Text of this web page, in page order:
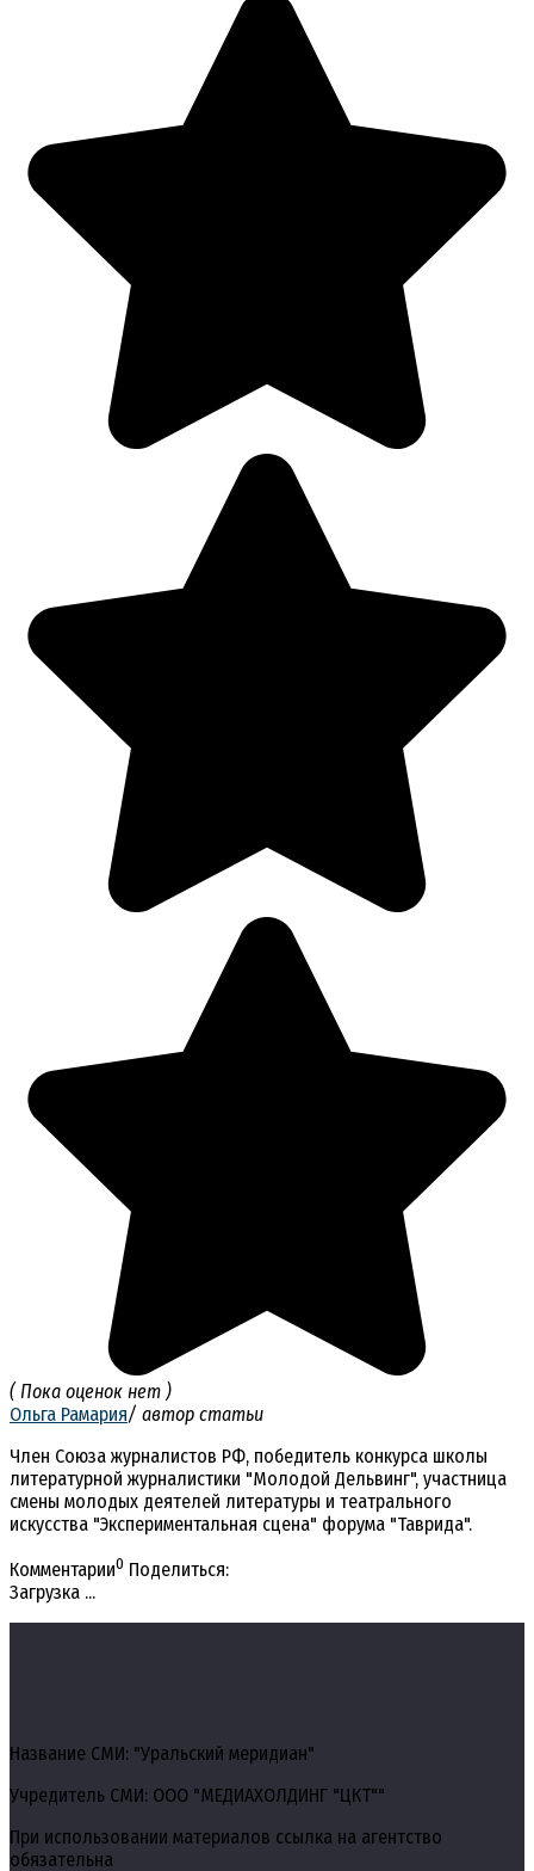
( Пока оценок нет )
Ольга Рамария/ автор статьи
Член Союза журналистов РФ, победитель конкурса школы
литературной журналистики "Молодой Дельвинг", участница
смены молодых деятелей литературы и театрального
искусства "Экспериментальная сцена" форума "Таврида".
Комментарии0 Поделиться:
Загрузка ...
Название СМИ: "Уральский меридиан"
Учредитель СМИ: ООО "МЕДИАХОЛДИНГ "ЦКТ""
При использовании материалов ссылка на агентство
обязательна